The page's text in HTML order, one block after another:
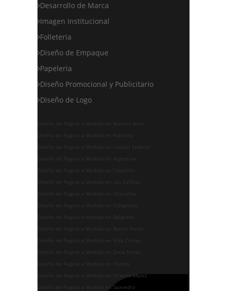
Desarrollo de Marca
Imagen Institucional
Folleteria
Diseño de Empaque
Papeleria
Diseño Promocional y Publicitario
Diseño de Logo
Diseño de Pagina a Medida en Buenos Aires
Diseño de Pagina a Medida en Palermo
Diseño de Pagina a Medida en Capital Federal
Diseño de Pagina a Medida en Argentina
Diseño de Pagina a Medida en Caballito
Diseño de Pagina a Medida en Las Cañitas
Diseño de Pagina a Medida en Chacarita
Diseño de Pagina a Medida en Colegiales
Diseño de Pagina a Medida en Belgrano
Diseño de Pagina a Medida en Barrio Norte
Diseño de Pagina a Medida en Villa Crespo
Diseño de Pagina a Medida en Zona Norte
Diseño de Pagina a Medida en Florida
Diseño de Pagina a Medida en Vicente Lopez
Diseño de Pagina a Medida en Saavedra